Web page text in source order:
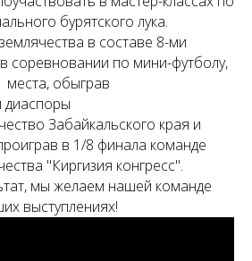
бурятского лука.
в составе 8-ми
соревновании по мини-футболу,
места, обыграв
диаспоры
Забайкальского края и
в 1/8 финала команде
"Киргизия конгресс".
мы желаем нашей команде
выступлениях!